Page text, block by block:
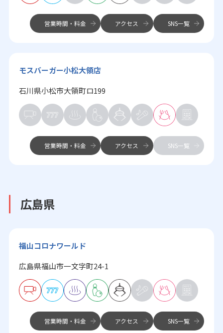
営業時間・料金 アクセス SNS一覧
モスバーガー小松大領店
石川県小松市大領町ロ199
営業時間・料金 アクセス SNS一覧
広島県
福山コロナワールド
広島県福山市一文字町24-1
営業時間・料金 アクセス SNS一覧